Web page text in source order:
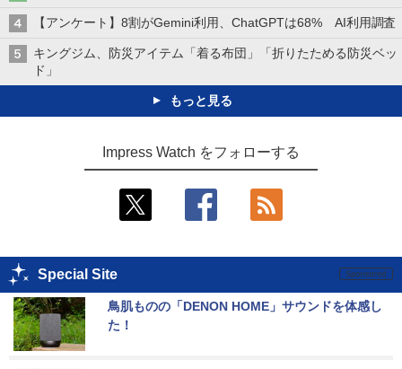
【アンケート】8割がGemini利用、ChatGPTは68% AI利用調査
キングジム、防災アイテム「着る布団」「折りたためる防災ベッ
ド」
もっと見る
Impress Watch をフォローする
Special Site
鳥肌ものの「DENON HOME」サウンドを体感し
た！